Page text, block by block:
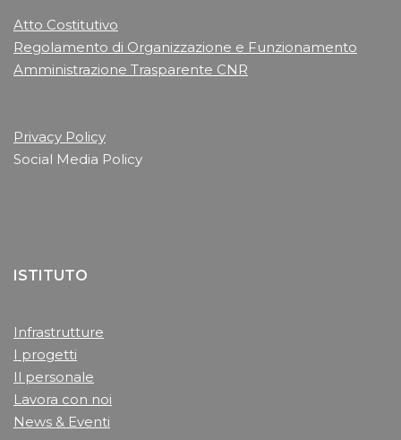
Atto Costitutivo
Regolamento di Organizzazione e Funzionamento
Amministrazione Trasparente CNR
Privacy Policy
Social Media Policy
ISTITUTO
Infrastrutture
I progetti
Il personale
Lavora con noi
News & Eventi